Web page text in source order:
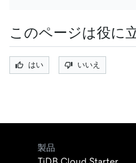
このページは役に
はい いいえ
製品